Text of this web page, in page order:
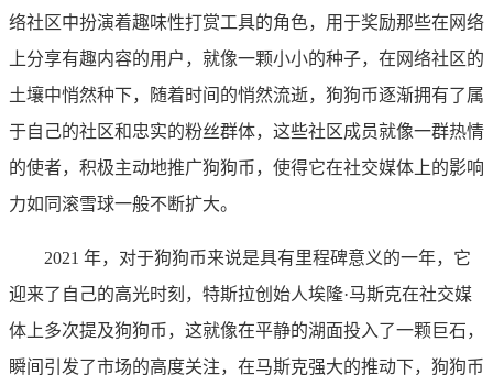
络社区中扮演着趣味性打赏工具的角色，用于奖励那些在网络
上分享有趣内容的用户，就像一颗小小的种子，在网络社区的
土壤中悄然种下，随着时间的悄然流逝，狗狗币逐渐拥有了属
于自己的社区和忠实的粉丝群体，这些社区成员就像一群热情
的使者，积极主动地推广狗狗币，使得它在社交媒体上的影响
力如同滚雪球一般不断扩大。
2021 年，对于狗狗币来说是具有里程碑意义的一年，它
迎来了自己的高光时刻，特斯拉创始人埃隆·马斯克在社交媒
体上多次提及狗狗币，这就像在平静的湖面投入了一颗巨石，
瞬间引发了市场的高度关注，在马斯克强大的推动下，狗狗币